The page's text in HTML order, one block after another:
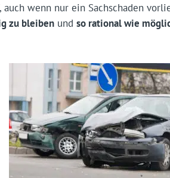
wenn nur ein Sachschaden
zu bleibenund so rational wie